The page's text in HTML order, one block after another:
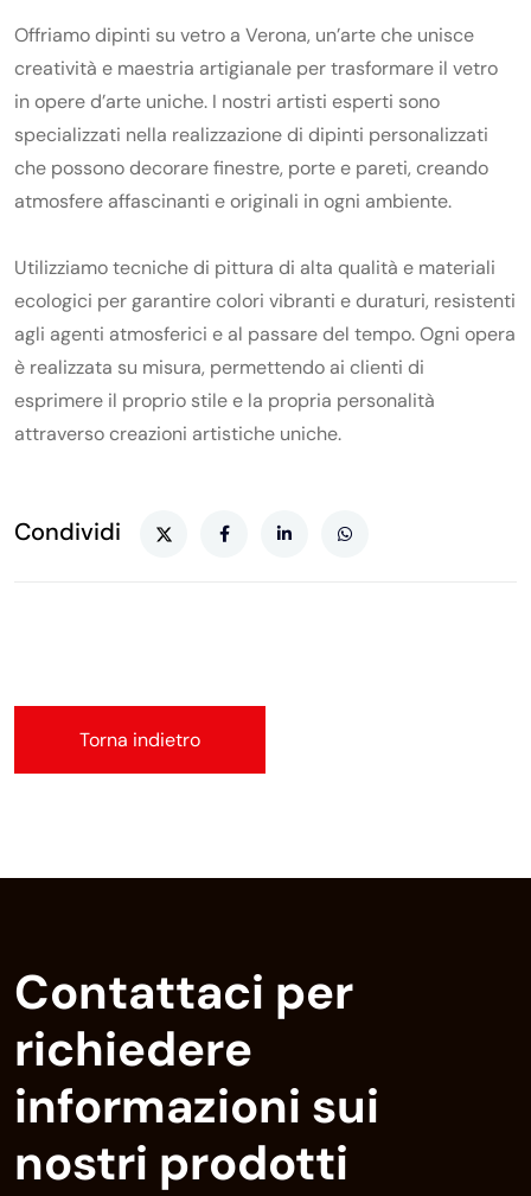
Offriamo dipinti su vetro a Verona, un’arte che unisce
creatività e maestria artigianale per trasformare il vetro
in opere d’arte uniche. I nostri artisti esperti sono
specializzati nella realizzazione di dipinti personalizzati
che possono decorare finestre, porte e pareti, creando
atmosfere affascinanti e originali in ogni ambiente.
Utilizziamo tecniche di pittura di alta qualità e materiali
ecologici per garantire colori vibranti e duraturi, resistenti
agli agenti atmosferici e al passare del tempo. Ogni opera
è realizzata su misura, permettendo ai clienti di
esprimere il proprio stile e la propria personalità
attraverso creazioni artistiche uniche.
Condividi
Torna indietro
Contattaci per
richiedere
informazioni sui
nostri prodotti